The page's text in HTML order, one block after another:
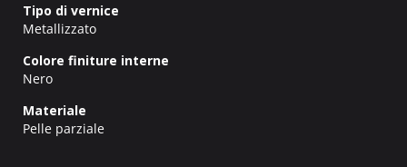
Tipo di vernice
Metallizzato
Colore finiture interne
Nero
Materiale
Pelle parziale